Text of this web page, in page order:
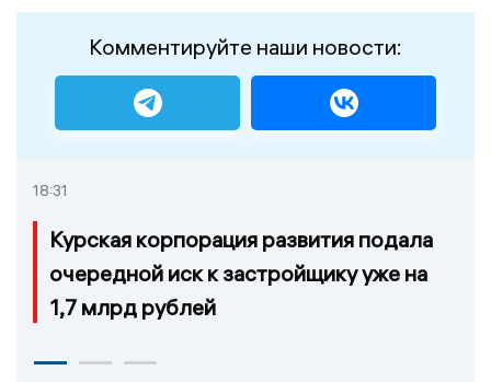
Комментируйте наши новости:
18:31
Курская корпорация развития подала
очередной иск к застройщику уже на
1,7 млрд рублей